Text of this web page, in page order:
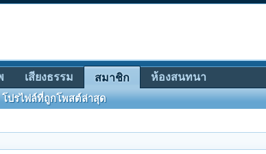
เสียงธรรม สมาชิก
โปรไฟล์ที่ถูกโพสต์ล่าสุด
ห้องสนทนา